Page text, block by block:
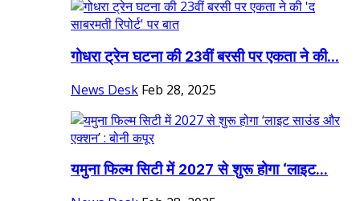
गोधरा ट्रेन घटना की 23वीं बरसी पर एकता ने की...
News Desk Feb 28, 2025
यमुना फिल्म सिटी में 2027 से शुरू होगा ‘लाइट...